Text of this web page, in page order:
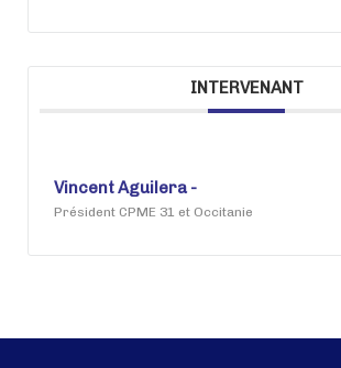
INTERVENANT
Vincent Aguilera -
Président CPME 31 et Occitanie